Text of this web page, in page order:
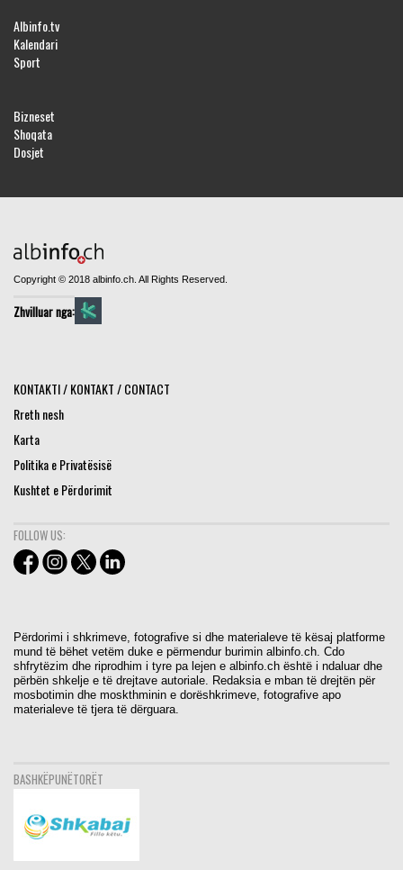
Albinfo.tv
Kalendari
Sport
Bizneset
Shoqata
Dosjet
Copyright © 2018 albinfo.ch. All Rights Reserved.
Zhvilluar nga:
KONTAKTI / KONTAKT / CONTACT
Rreth nesh
Karta
Politika e Privatësisë
Kushtet e Përdorimit
FOLLOW US:
Përdorimi i shkrimeve, fotografive si dhe materialeve të kësaj platforme
mund të bëhet vetëm duke e përmendur burimin albinfo.ch. Cdo
shfrytëzim dhe riprodhim i tyre pa lejen e albinfo.ch është i ndaluar dhe
përbën shkelje e të drejtave autoriale. Redaksia e mban të drejtën për
mosbotimin dhe moskthminin e dorëshkrimeve, fotografive apo
materialeve të tjera të dërguara.
BASHKËPUNËTORËT